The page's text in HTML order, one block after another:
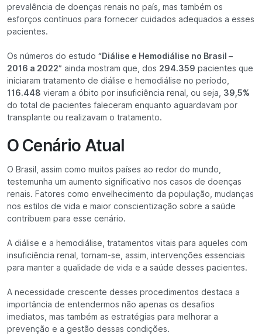
prevalência de doenças renais no país, mas também os
esforços contínuos para fornecer cuidados adequados a esses
pacientes.
Os números do estudo “Diálise e Hemodiálise no Brasil –
2016 a 2022” ainda mostram que, dos 294.359 pacientes que
iniciaram tratamento de diálise e hemodiálise no período,
116.448 vieram a óbito por insuficiência renal, ou seja, 39,5%
do total de pacientes faleceram enquanto aguardavam por
transplante ou realizavam o tratamento.
O Cenário Atual
O Brasil, assim como muitos países ao redor do mundo,
testemunha um aumento significativo nos casos de doenças
renais. Fatores como envelhecimento da população, mudanças
nos estilos de vida e maior conscientização sobre a saúde
contribuem para esse cenário.
A diálise e a hemodiálise, tratamentos vitais para aqueles com
insuficiência renal, tornam-se, assim, intervenções essenciais
para manter a qualidade de vida e a saúde desses pacientes.
A necessidade crescente desses procedimentos destaca a
importância de entendermos não apenas os desafios
imediatos, mas também as estratégias para melhorar a
prevenção e a gestão dessas condições.